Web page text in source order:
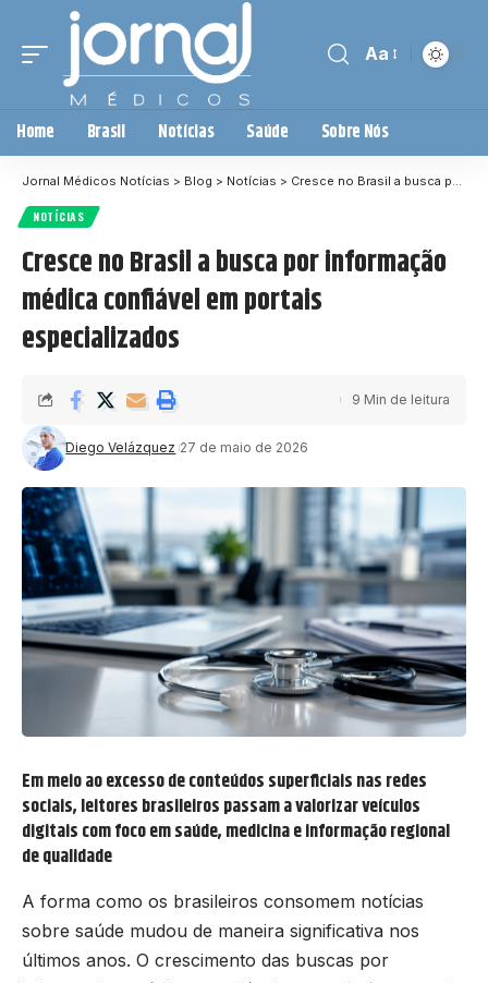
Aa
Home Brasil Notícias Saúde Sobre Nós
Jornal Médicos Notícias > Blog > Notícias > Cresce no Brasil a busca por informação médica confiável em portais especializados
NOTÍCIAS
Cresce no Brasil a busca por informação
médica confiável em portais
especializados
Diego Velázquez 27 de maio de 2026
9 Min de leitura
Em meio ao excesso de conteúdos superficiais nas redes
sociais, leitores brasileiros passam a valorizar veículos
digitais com foco em saúde, medicina e informação regional
de qualidade
A forma como os brasileiros consomem notícias
sobre saúde mudou de maneira significativa nos
últimos anos. O crescimento das buscas por